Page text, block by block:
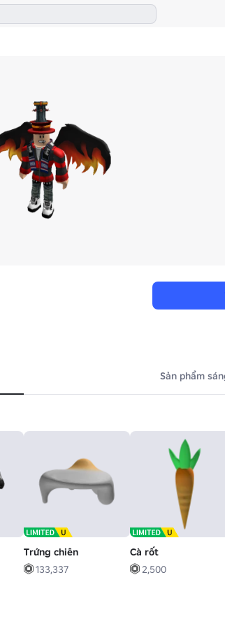
Sản phẩm
Trứng chiên
133,337
Cà rốt
2,500